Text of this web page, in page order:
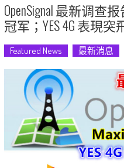
OpenSignal 最新调查
冠军；YES 4G 表現
Featured News 最新消息